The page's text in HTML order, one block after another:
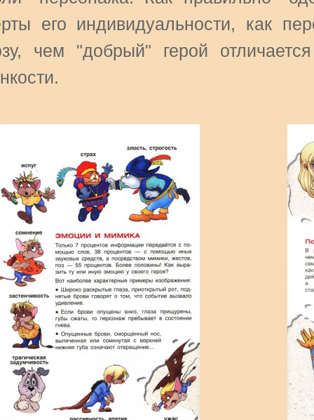
его индивидуальности, как
чем "добрый" герой